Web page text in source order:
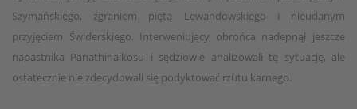
Szymańskiego, zgraniem piętą Lewandowskiego i nieudanym
przyjęciem Świderskiego. Interweniujący obrońca nadepnął jeszcze
napastnika Panathinaikosu i sędziowie analizowali tę sytuację, ale
ostatecznie nie zdecydowali się podyktować rzutu karnego.